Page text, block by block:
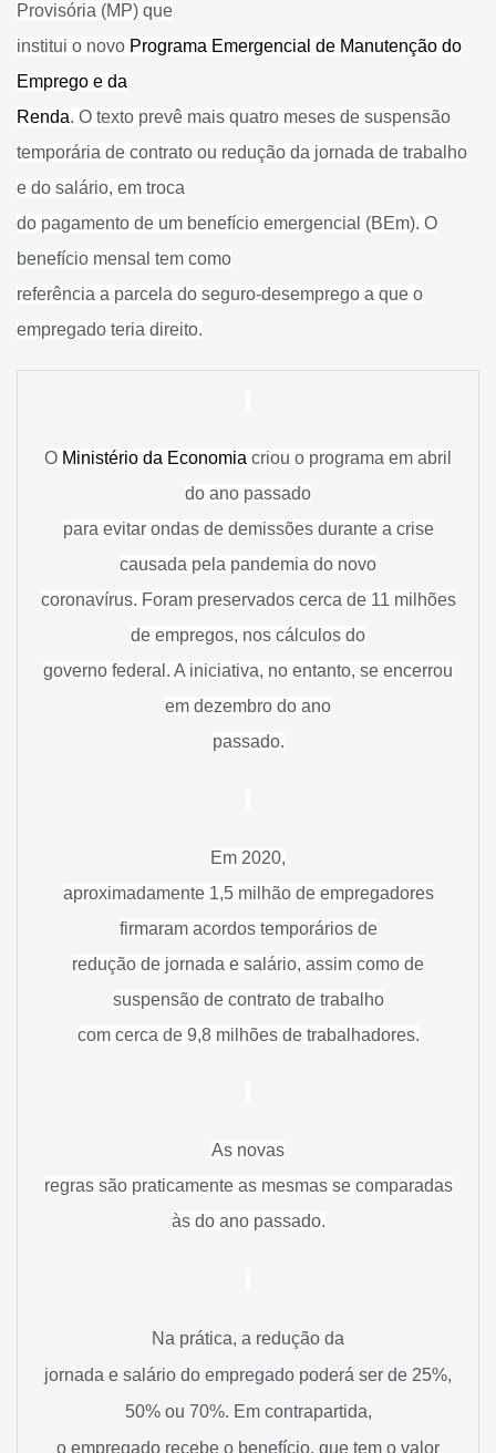
Provisória (MP) que
institui o novo Programa Emergencial de Manutenção do
Emprego e da
Renda. O texto prevê mais quatro meses de suspensão
temporária de contrato ou redução da jornada de trabalho
e do salário, em troca
do pagamento de um benefício emergencial (BEm). O
benefício mensal tem como
referência a parcela do seguro-desemprego a que o
empregado teria direito.
O Ministério da Economia criou o programa em abril
do ano passado
para evitar ondas de demissões durante a crise
causada pela pandemia do novo
coronavírus. Foram preservados cerca de 11 milhões
de empregos, nos cálculos do
governo federal. A iniciativa, no entanto, se encerrou
em dezembro do ano
passado.
Em 2020,
aproximadamente 1,5 milhão de empregadores
firmaram acordos temporários de
redução de jornada e salário, assim como de
suspensão de contrato de trabalho
com cerca de 9,8 milhões de trabalhadores.
As novas
regras são praticamente as mesmas se comparadas
às do ano passado.
Na prática, a redução da
jornada e salário do empregado poderá ser de 25%,
50% ou 70%. Em contrapartida,
o empregado recebe o benefício, que tem o valor